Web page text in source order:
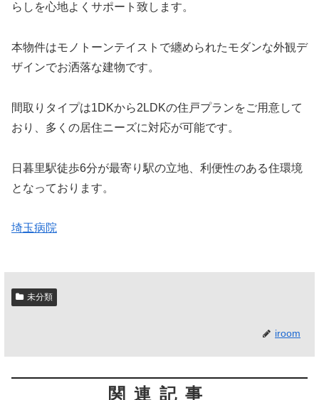
らしを心地よくサポート致します。
本物件はモノトーンテイストで纏められたモダンな外観デ
ザインでお洒落な建物です。
間取りタイプは1DKから2LDKの住戸プランをご用意して
おり、多くの居住ニーズに対応が可能です。
日暮里駅徒歩6分が最寄り駅の立地、利便性のある住環境
となっております。
埼玉病院
未分類
iroom
関連記事